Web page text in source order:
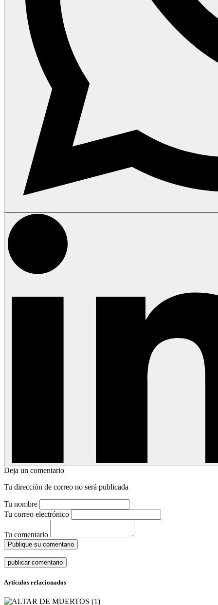
Deja un comentario
Tu dirección de correo no será publicada
Tu nombre
Tu correo electrónico
Tu comentario
Publique su comentario
Artículos relacionados